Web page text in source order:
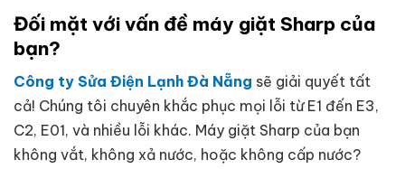
Đối mặt với vấn đề máy giặt Sharp của
bạn?
Công ty Sửa Điện Lạnh Đà Nẵng sẽ giải quyết tất
cả! Chúng tôi chuyên khắc phục mọi lỗi từ E1 đến E3,
C2, E01, và nhiều lỗi khác. Máy giặt Sharp của bạn
không vắt, không xả nước, hoặc không cấp nước?